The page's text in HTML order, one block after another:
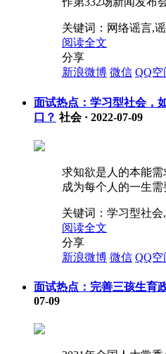
关键词： 网络谣言,
阅读全文
分享
新浪微博 微信 QQ空
面试热点：学习型社会，
口？ 社会· 2022-07-09
求知欲是人的本能
成为每个人的一生
关键词： 学习型社会
阅读全文
分享
新浪微博 微信 QQ空
面试热点：完善三孩生育
07-09